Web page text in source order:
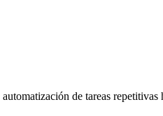
de tareas repetitivas